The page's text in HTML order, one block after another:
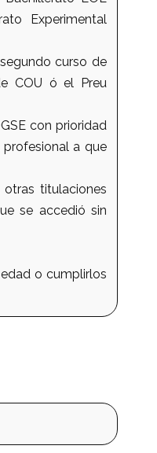
Experimental
curso de
COU ó el Preu
con prioridad
a que
titulaciones
se accedió sin
o cumplirlos